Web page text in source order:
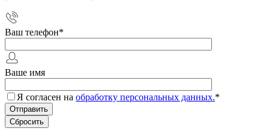
Ваш телефон*
Ваше имя
Я согласен на обработку персональных данных.*